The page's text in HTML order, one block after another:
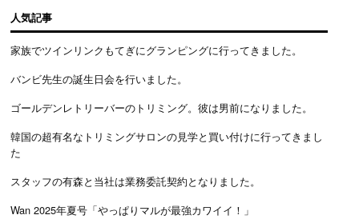
人気記事
家族でツインリンクもてぎにグランピングに行ってきました。
バンビ先生の誕生日会を行いました。
ゴールデンレトリーバーのトリミング。彼は男前になりました。
韓国の超有名なトリミングサロンの見学と買い付けに行ってきまし
た
スタッフの有森と当社は業務委託契約となりました。
Wan 2025年夏号「やっぱりマルが最強カワイイ！」